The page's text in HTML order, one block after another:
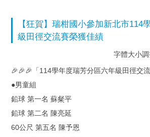
【狂賀】瑞柑國小參加新北市114
級田徑交流賽榮獲佳績
字體大小
🎉🎉🎉「114學年度瑞芳分區六年級田徑交
●男童組
鉛球 第一名 蘇粲平
鉛球 第二名 陳亮延
60公尺 第五名 陳予恩